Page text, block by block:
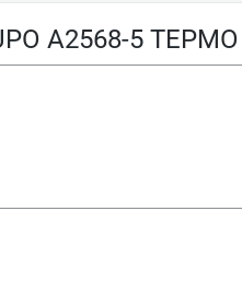
A2568-5 ТЕРМО